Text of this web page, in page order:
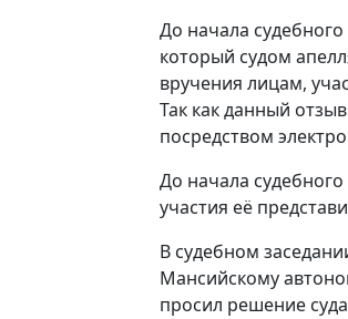
До начала
который судом
вручения лицам,
Так как данный
посредством
До начала
участия её
В судебном
Мансийскому
просил решение